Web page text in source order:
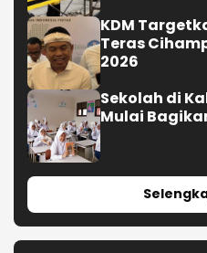
KDM
Teras
2026
Sekolah di
Mulai